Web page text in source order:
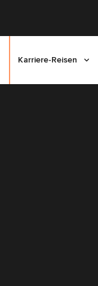
Karriere-Reisen